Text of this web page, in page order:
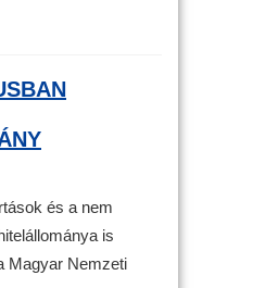
és a nem
is
Magyar Nemzeti